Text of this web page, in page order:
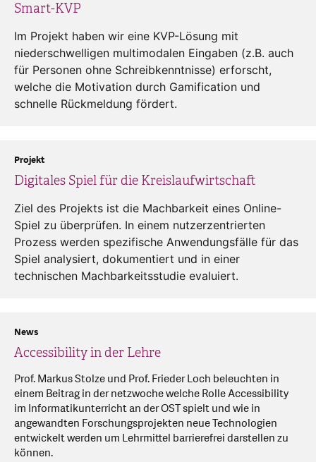
Smart-KVP
Im Projekt haben wir eine KVP-Lösung mit
niederschwelligen multimodalen Eingaben (z.B. auch
für Personen ohne Schreibkenntnisse) erforscht,
welche die Motivation durch Gamification und
schnelle Rückmeldung fördert.
Digitales Spiel für die Kreislaufwirtschaft
Projekt
Ziel des Projekts ist die Machbarkeit eines Online-
Spiel zu überprüfen. In einem nutzerzentrierten
Prozess werden spezifische Anwendungsfälle für das
Spiel analysiert, dokumentiert und in einer
technischen Machbarkeitsstudie evaluiert.
Accessibility in der Lehre
News
Prof. Markus Stolze und Prof. Frieder Loch beleuchten in
einem Beitrag in der netzwoche welche Rolle Accessibility
im Informatikunterricht an der OST spielt und wie in
angewandten Forschungsprojekten neue Technologien
entwickelt werden um Lehrmittel barrierefrei darstellen zu
können.